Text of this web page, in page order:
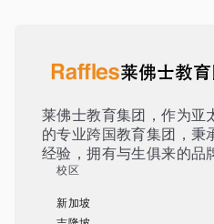
莱佛士教育集团，作为亚
的专业跨国教育集团，秉
经验，拥有与生俱来的品
校区
新加坡